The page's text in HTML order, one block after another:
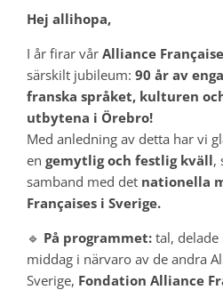
Hej allihopa,
I år firar vår Alliance
särskilt jubileum: 90 år av
franska språket, kulturen
utbytena i Örebro!
Med anledning av detta har vi
en gemytlig och festlig kväll,
samband med det nationella
Françaises i Sverige.
🔹 På programmet: tal,
middag i närvaro av de andra
Sverige, Fondation Alliance